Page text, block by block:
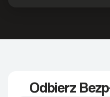
Odbierz